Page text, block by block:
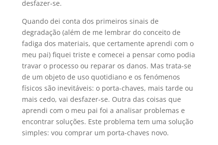
desfazer-se.
Quando dei conta dos primeiros sinais de
degradação (além de me lembrar do conceito de
fadiga dos materiais, que certamente aprendi com o
meu pai) fiquei triste e comecei a pensar como podia
travar o processo ou reparar os danos. Mas trata-se
de um objeto de uso quotidiano e os fenómenos
físicos são inevitáveis: o porta-chaves, mais tarde ou
mais cedo, vai desfazer-se. Outra das coisas que
aprendi com o meu pai foi a analisar problemas e
encontrar soluções. Este problema tem uma solução
simples: vou comprar um porta-chaves novo.